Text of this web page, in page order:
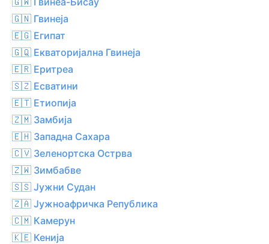
🇬🇳 Гвинеја
🇪🇬 Египат
🇬🇶 Екваторијална Гвинеја
🇪🇷 Еритреа
🇸🇿 Есватини
🇪🇹 Етиопија
🇿🇲 Замбија
🇪🇭 Западна Сахара
🇨🇻 Зеленортска Острва
🇿🇼 Зимбабве
🇸🇸 Јужни Судан
🇿🇦 Јужноафричка Република
🇨🇲 Камерун
🇰🇪 Кенија